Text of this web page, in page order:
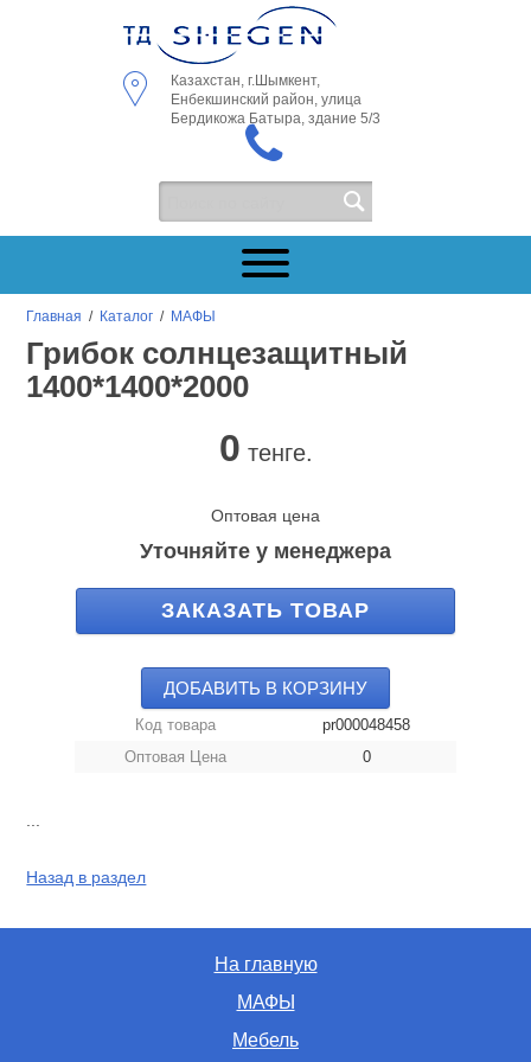
Казахстан, г.Шымкент,
Енбекшинский район, улица
Бердикожа Батыра, здание 5/3
Главная / Каталог / МАФЫ
Грибок солнцезащитный
1400*1400*2000
0 тенге.
Оптовая цена
Уточняйте у менеджера
ЗАКАЗАТЬ ТОВАР
ДОБАВИТЬ В КОРЗИНУ
Код товара
pr000048458
Оптовая Цена
0
Назад в раздел
На главную
МАФЫ
Мебель